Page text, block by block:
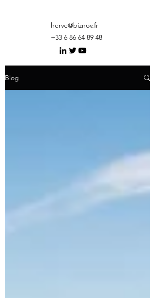
herve@biznov.fr
+33 6 86 64 89 48
Blog